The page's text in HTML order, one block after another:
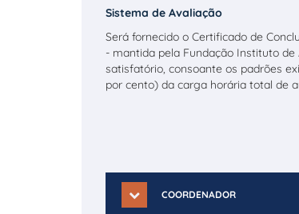
Sistema de Avaliação
Será fornecido o Certificado de
- mantida pela Fundação Instituto
satisfatório, consoante os padrões
por cento) da carga horária total de
COORDENADOR